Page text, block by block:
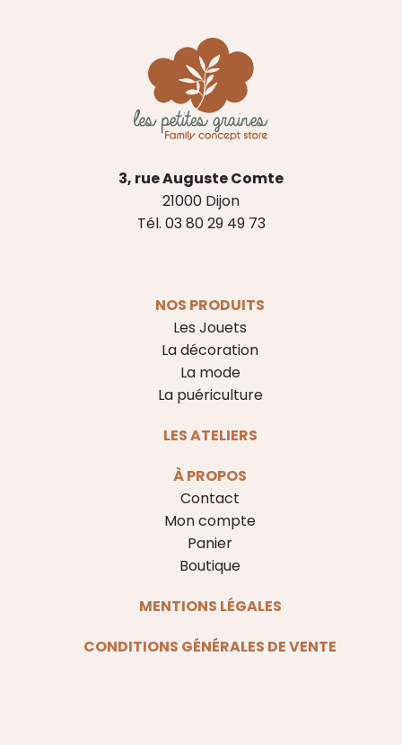
3, rue Auguste Comte
21000 Dijon
Tél. 03 80 29 49 73
NOS PRODUITS
Les Jouets
La décoration
La mode
La puériculture
LES ATELIERS
À PROPOS
Contact
Mon compte
Panier
Boutique
MENTIONS LÉGALES
CONDITIONS GÉNÉRALES DE VENTE